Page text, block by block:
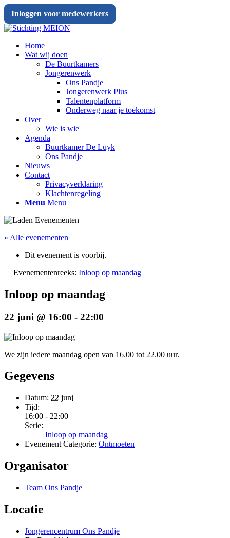
Inloggen voor medewerkers
Home
Wat wij doen
De Buurtkamers
Jongerenwerk
Ons Pandje
Jongerenwerk Plus
Talentenplatform
Onderweg naar je toekomst
Over
Wie is wie
Agenda
Buurtkamer De Luyk
Ons Pandje
Nieuws
Contact
Privacyverklaring
Klachtenregeling
Menu Menu
« Alle evenementen
Dit evenement is voorbij.
Evenementenreeks: Inloop op maandag
Inloop op maandag
22 juni @ 16:00 - 22:00
We zijn iedere maandag open van 16.00 tot 22.00 uur.
Gegevens
Datum: 22 juni
Tijd:
16:00 - 22:00
Serie:
Inloop op maandag
Evenement Categorie: Ontmoeten
Organisator
Team Ons Pandje
Locatie
Jongerencentrum Ons Pandje